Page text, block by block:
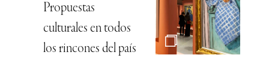
Propuestas
culturales en todos
los rincones del país